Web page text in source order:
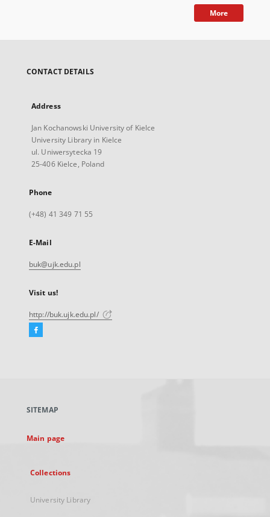
More
CONTACT DETAILS
Address
Jan Kochanowski University of Kielce
University Library in Kielce
ul. Uniwersytecka 19
25-406 Kielce, Poland
Phone
(+48) 41 349 71 55
E-Mail
buk@ujk.edu.pl
Visit us!
http://buk.ujk.edu.pl/
Facebook
new
SITEMAP
Main page
Collections
University Library